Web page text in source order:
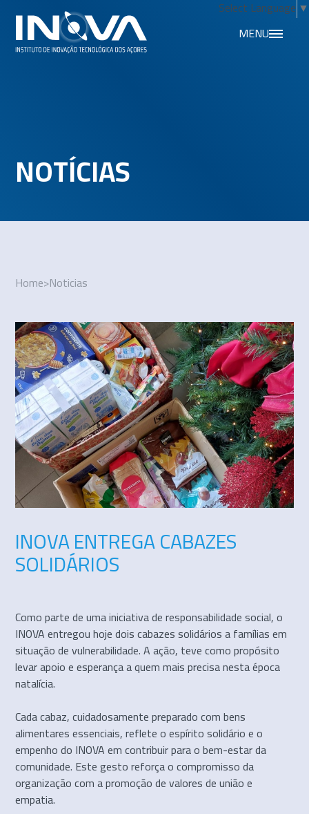
Select Language ▼
MENU
NOTÍCIAS
Home>Noticias
INOVA ENTREGA CABAZES
SOLIDÁRIOS
Como parte de uma iniciativa de responsabilidade social, o
INOVA entregou hoje dois cabazes solidários a famílias em
situação de vulnerabilidade. A ação, teve como propósito
levar apoio e esperança a quem mais precisa nesta época
natalícia.
Cada cabaz, cuidadosamente preparado com bens
alimentares essenciais, reflete o espírito solidário e o
empenho do INOVA em contribuir para o bem-estar da
comunidade. Este gesto reforça o compromisso da
organização com a promoção de valores de união e
empatia.